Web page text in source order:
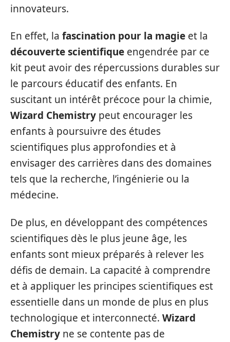
innovateurs.
En effet, la fascination pour la magie et la
découverte scientifique engendrée par ce
kit peut avoir des répercussions durables sur
le parcours éducatif des enfants. En
suscitant un intérêt précoce pour la chimie,
Wizard Chemistry peut encourager les
enfants à poursuivre des études
scientifiques plus approfondies et à
envisager des carrières dans des domaines
tels que la recherche, l’ingénierie ou la
médecine.
De plus, en développant des compétences
scientifiques dès le plus jeune âge, les
enfants sont mieux préparés à relever les
défis de demain. La capacité à comprendre
et à appliquer les principes scientifiques est
essentielle dans un monde de plus en plus
technologique et interconnecté. Wizard
Chemistry ne se contente pas de